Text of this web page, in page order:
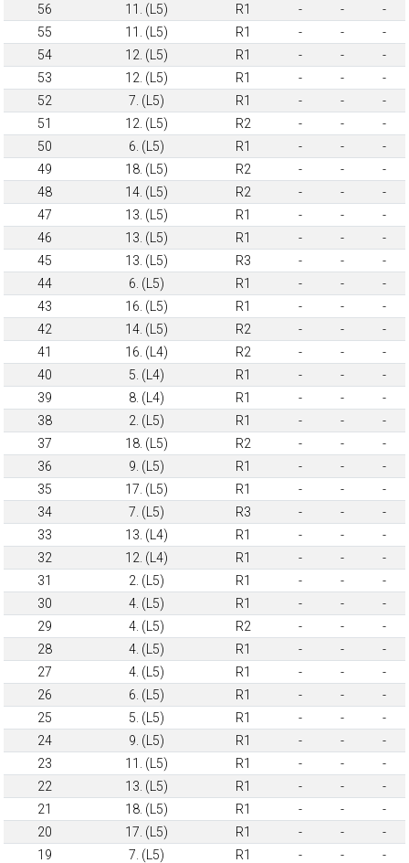
56
11. (L5) R1 - -
-
55
11. (L5) R1 - -
-
54
12. (L5) R1 - -
-
53
12. (L5) R1 - -
-
52
7. (L5) R1 - -
-
51
12. (L5) R2 - -
-
50
6. (L5) R1 - -
-
49
18. (L5) R2 - -
-
48
14. (L5) R2 - -
-
47
13. (L5) R1 - -
-
46
13. (L5) R1 - -
-
45
13. (L5) R3 - -
-
44
6. (L5) R1 - -
-
43
16. (L5) R1 - -
-
42
14. (L5) R2 - -
-
41
16. (L4) R2 - -
-
40
5. (L4) R1 - -
-
39
8. (L4) R1 - -
-
38
2. (L5) R1 - -
-
37
18. (L5) R2 - -
-
36
9. (L5) R1 - -
-
35
17. (L5) R1 - -
-
34
7. (L5) R3 - -
-
33
13. (L4) R1 - -
-
32
12. (L4) R1 - -
-
31
2. (L5) R1 - -
-
30
4. (L5) R1 - -
-
29
4. (L5) R2 - -
-
28
4. (L5) R1 - -
-
27
4. (L5) R1 - -
-
26
6. (L5) R1 - -
-
25
5. (L5) R1 - -
-
24
9. (L5) R1 - -
-
23
11. (L5) R1 - -
-
22
13. (L5) R1 - -
-
21
18. (L5) R1 - -
-
20
17. (L5) R1 - -
-
19
7. (L5) R1 - -
-